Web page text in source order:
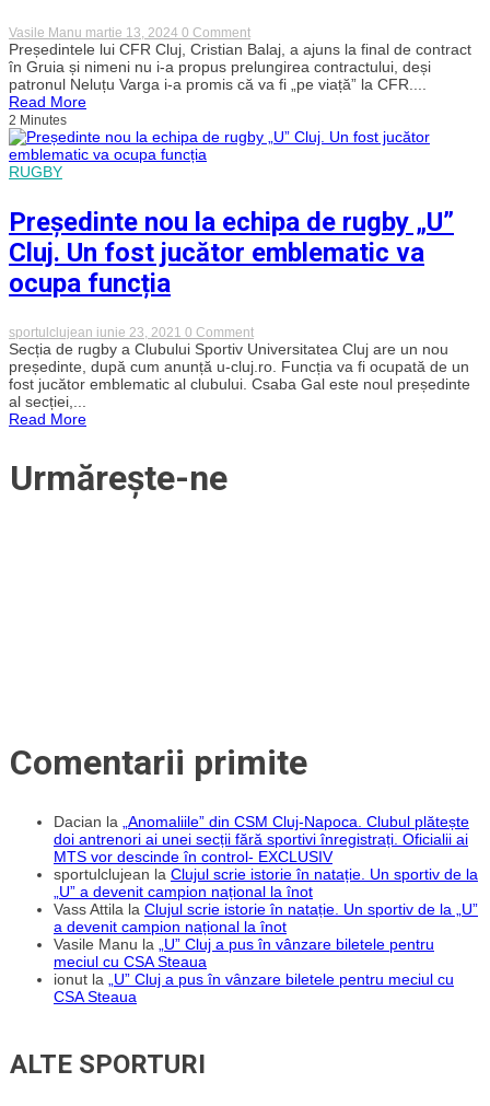
Vasile Manu martie 13, 2024 0 Commenton
Cristi
Balaj,
pe
„făraș”
CFR
final
de
contract
în
a
propus
nimeni
prelungirea
Președintele lui CFR Cluj, Cristian Balaj, a ajuns la final de contract
în Gruia și nimeni nu i-a propus prelungirea contractului, deși
patronul Neluțu Varga i-a promis că va fi „pe viață” la CFR....
Read More
2 Minutes
RUGBY
Președinte nou la echipa de rugby „U”
Cluj. Un fost jucător emblematic va
ocupa funcția
sportulclujean iunie 23, 2021 0 Commenton
Președinte
nou
la
echipa
Secția de rugby a Clubului Sportiv Universitatea Cluj are un nou
președinte, după cum anunță u-cluj.ro. Funcția va fi ocupată de un
fost jucător emblematic al clubului. Csaba Gal este noul președinte
al secției,...
Read More
Urmărește-ne
Comentarii primite
Dacian la
„Anomaliile” din CSM Cluj-Napoca. Clubul plătește
doi antrenori ai unei secții fără sportivi înregistrați. Oficialii ai
MTS vor descinde în control- EXCLUSIV
sportulclujean la Clujul scrie istorie în natație. Un sportiv de la
„U” a devenit campion național la înot
Vass Attila la Clujul scrie istorie în natație. Un sportiv de la „U”
a devenit campion național la înot
Vasile Manu la
„U” Cluj a pus în vânzare biletele pentru
meciul cu CSA Steaua
ionut la
„U” Cluj a pus în vânzare biletele pentru meciul cu
CSA Steaua
ALTE SPORTURI